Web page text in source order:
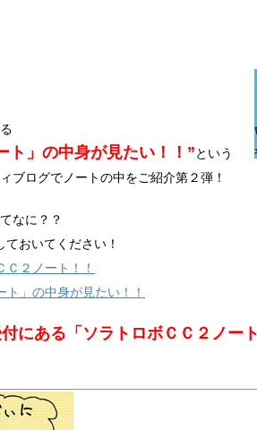
ト」の中身が見たい！！”という
ブログでノートの中をご紹介第２弾！
なに？？
おいてください！
２ノート！！
」の中身が見たい！！
にある「ソラトロボＣＣ２ノー